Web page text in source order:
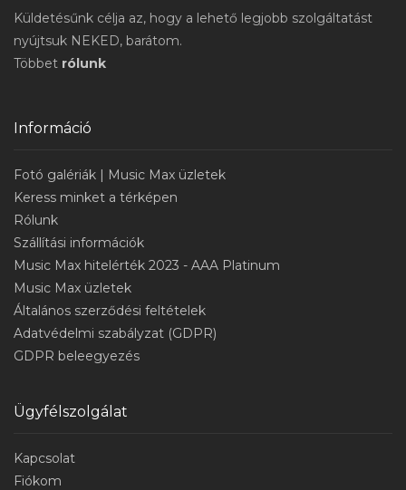
Küldetésűnk célja az, hogy a lehető legjobb szolgáltatást
nyújtsuk NEKED, barátom.
Többet rólunk
Információ
Fotó galériák | Music Max üzletek
Keress minket a térképen
Rólunk
Szállítási információk
Music Max hitelérték 2023 - AAA Platinum
Music Max üzletek
Általános szerződési feltételek
Adatvédelmi szabályzat (GDPR)
GDPR beleegyezés
Ügyfélszolgálat
Kapcsolat
Fiókom